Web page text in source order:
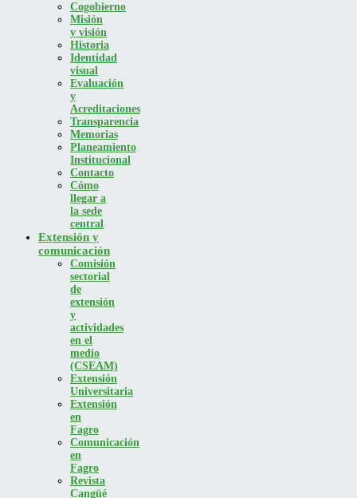
Cogobierno
Misión
y visión
Historia
Identidad
visual
Evaluación
y
Acreditaciones
Transparencia
Memorias
Planeamiento
Institucional
Contacto
Cómo
llegar a
la sede
central
Extensión y
comunicación
Comisión
sectorial
de
extensión
y
actividades
en el
medio
(CSEAM)
Extensión
Universitaria
Extensión
en
Fagro
Comunicación
en
Fagro
Revista
Cangüé